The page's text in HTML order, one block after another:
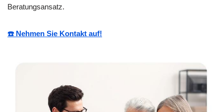
Beratungsansatz.
☎️ Nehmen Sie Kontakt auf!